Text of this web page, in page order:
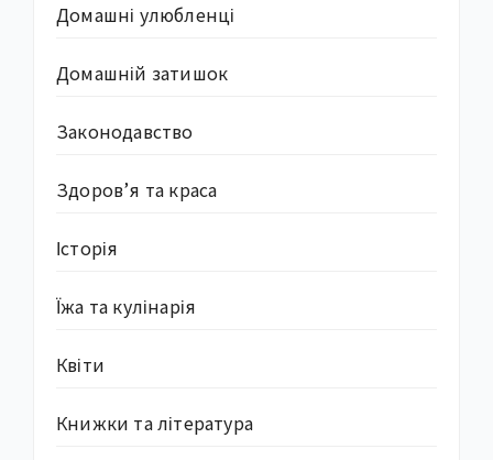
Домашні улюбленці
Домашній затишок
Законодавство
Здоров’я та краса
Історія
Їжа та кулінарія
Квіти
Книжки та література